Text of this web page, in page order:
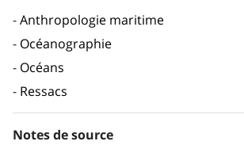
Anthropologie maritime
Océanographie
Océans
Ressacs
Notes de source